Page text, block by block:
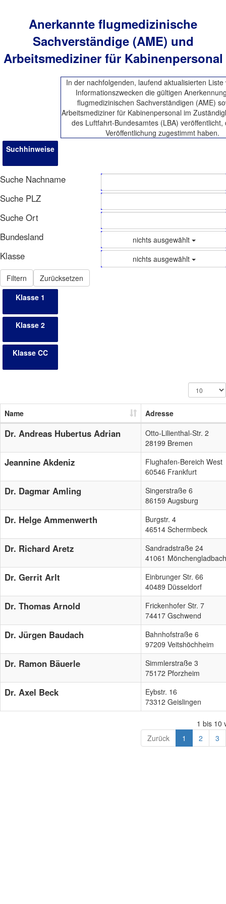
Anerkannte flugmedizinische
Sachverständige (AME) und
Arbeitsmediziner für Kabinenpersonal
In der nachfolgenden, laufend aktualisierten Liste
Informationszwecken die gültigen
flugmedizinischen Sachverständigen (AME)
Arbeitsmediziner für Kabinenpersonal im
des Luftfahrt-Bundesamtes (LBA) veröffentlicht,
Veröffentlichung zugestimmt haben.
Suchhinweise
Suche Nachname
Suche PLZ
Suche Ort
Bundesland
nichts ausgewählt
Klasse
nichts ausgewählt
Filtern
Zurücksetzen
Klasse 1
Klasse 2
Klasse CC
Name Adresse
Dr. Andreas Hubertus Adrian
Otto-Lilienthal-Str. 2
28199 Bremen
Jeannine Akdeniz
Flughafen-Bereich West
60546 Frankfurt
Dr. Dagmar Amling
Singerstraße 6
86159 Augsburg
Dr. Helge Ammenwerth
Burgstr. 4
46514 Schermbeck
Dr. Richard Aretz
Sandradstraße 24
41061 Mönchengladbach
Dr. Gerrit Arlt
Einbrunger Str. 66
40489 Düsseldorf
Dr. Thomas Arnold
Frickenhofer Str. 7
74417 Gschwend
Dr. Jürgen Baudach
Bahnhofstraße 6
97209 Veitshöchheim
Dr. Ramon Bäuerle
Simmlerstraße 3
75172 Pforzheim
Dr. Axel Beck
Eybstr. 16
73312 Geislingen
1 bis 10
Zurück
1 2 3